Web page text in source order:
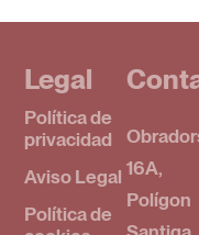
Legal
Política de
privacidad
Aviso Legal
Política de
16A,
Polígon